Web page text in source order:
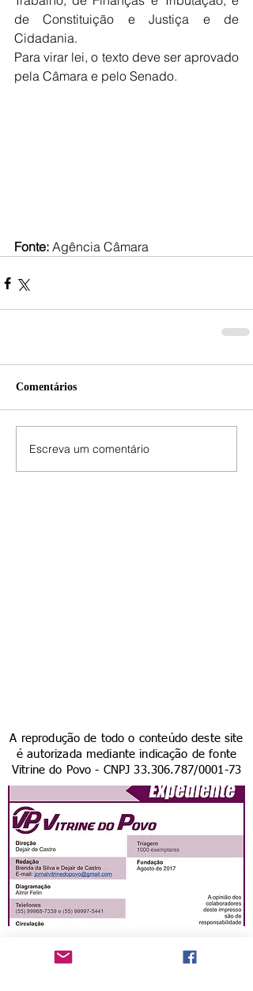
de Constituição e Justiça e de
Cidadania.
Para virar lei, o texto deve ser aprovado
pela Câmara e pelo Senado.
Fonte: Agência Câmara
Comentários
Escreva um comentário
A reprodução de todo o conteúdo deste site
é autorizada mediante indicação de fonte
Vitrine do Povo - CNPJ33.306.787/0001-73